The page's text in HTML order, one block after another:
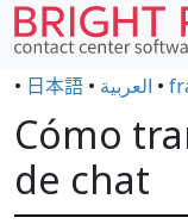
• 日本語 • العربية •
Cómo
de chat